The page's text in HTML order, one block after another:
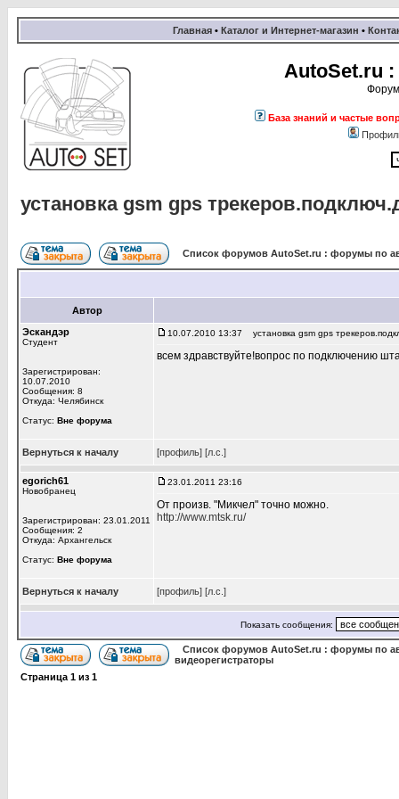
Главная • Каталог и Интернет-магазин •
AutoSet.ru
База знаний и частые
установка gsm gps
Список форумов AutoSet.ru : форумы по
Автор
Эскандэр
Студент
Зарегистрирован:
10.07.2010
Сообщения: 8
Откуда: Челябинск
Статус: Вне форума
10.07.2010 13:37 установка gsm gps
всем здравствуйте!вопрос по подключению
Вернуться к началу [профиль] [л.с.]
egorich61
Новобранец
Зарегистрирован: 23.01.2011
Сообщения: 2
Откуда: Архангельск
Статус: Вне форума
23.01.2011 23:16
От произв. "Микчел" точно можно.
http://www.mtsk.ru/
Вернуться к началу [профиль] [л.с.]
Показать сообщения:
Список форумов AutoSet.ru : форумы по
видеорегистраторы
Страница 1 из 1